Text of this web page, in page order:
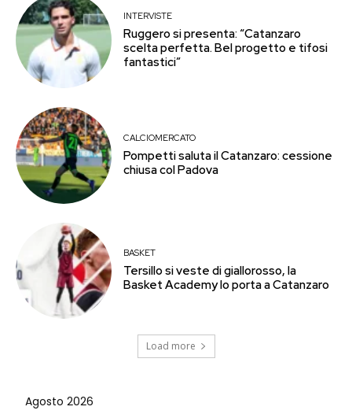
INTERVISTE
Ruggero si presenta: “Catanzaro
scelta perfetta. Bel progetto e tifosi
fantastici”
CALCIOMERCATO
Pompetti saluta il Catanzaro: cessione
chiusa col Padova
BASKET
Tersillo si veste di giallorosso, la
Basket Academy lo porta a Catanzaro
Load more
Agosto 2026